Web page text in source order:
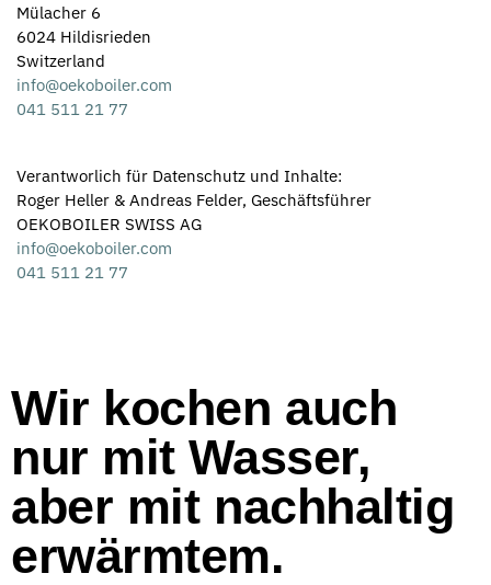
Mülacher 6
6024 Hildisrieden
Switzerland
info@oekoboiler.com
041 511 21 77
Verantworlich für Datenschutz und Inhalte:
Roger Heller & Andreas Felder, Geschäftsführer
OEKOBOILER SWISS AG
info@oekoboiler.com
041 511 21 77
Wir kochen auch
nur mit Wasser,
aber mit nachhaltig
erwärmtem.